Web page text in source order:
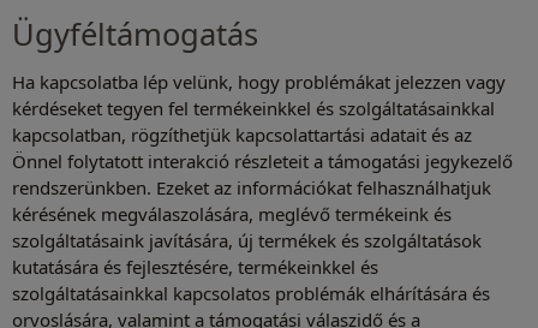
Ügyféltámogatás
Ha kapcsolatba lép velünk, hogy problémákat jelezzen vagy
kérdéseket tegyen fel termékeinkkel és szolgáltatásainkkal
kapcsolatban, rögzíthetjük kapcsolattartási adatait és az
Önnel folytatott interakció részleteit a támogatási jegykezelő
rendszerünkben. Ezeket az információkat felhasználhatjuk
kérésének megválaszolására, meglévő termékeink és
szolgáltatásaink javítására, új termékek és szolgáltatások
kutatására és fejlesztésére, termékeinkkel és
szolgáltatásainkkal kapcsolatos problémák elhárítására és
orvoslására, valamint a támogatási válaszidő és a